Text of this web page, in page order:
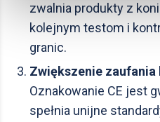
zwalnia produkty z
kolejnym testom i
granic.
Zwiększenie
Oznakowanie CE jest
spełnia unijne